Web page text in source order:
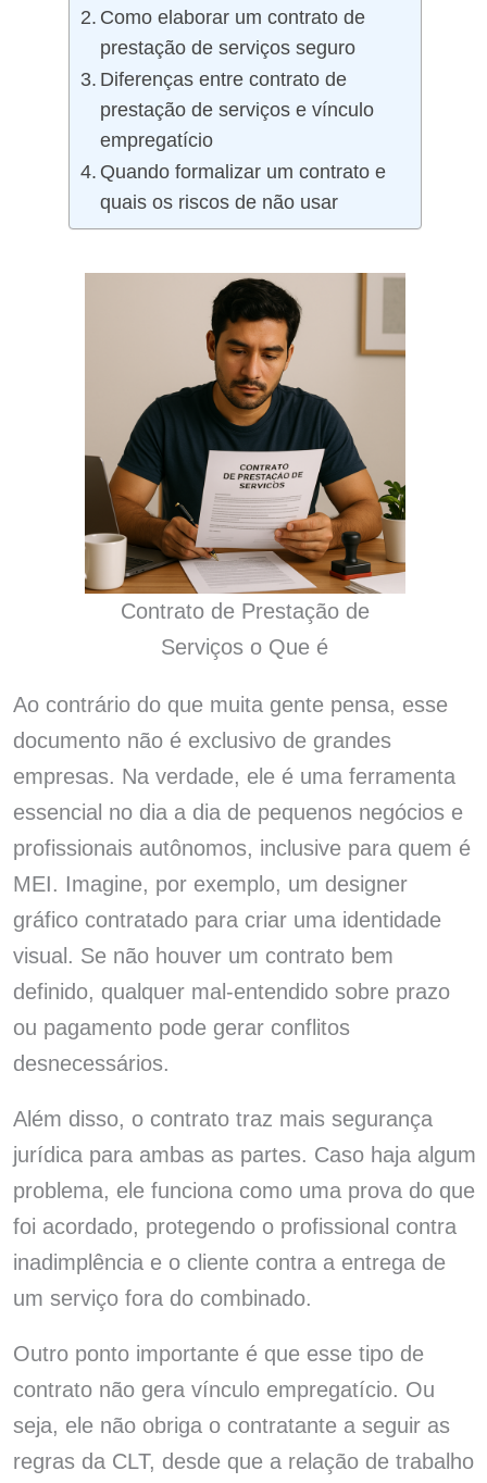
Como elaborar um contrato de
prestação de serviços seguro
Diferenças entre contrato de
prestação de serviços e vínculo
empregatício
Quando formalizar um contrato e
quais os riscos de não usar
Contrato de Prestação de
Serviços o Que é
Ao contrário do que muita gente pensa, esse
documento não é exclusivo de grandes
empresas. Na verdade, ele é uma ferramenta
essencial no dia a dia de pequenos negócios e
profissionais autônomos, inclusive para quem é
MEI. Imagine, por exemplo, um designer
gráfico contratado para criar uma identidade
visual. Se não houver um contrato bem
definido, qualquer mal-entendido sobre prazo
ou pagamento pode gerar conflitos
desnecessários.
Além disso, o contrato traz mais segurança
jurídica para ambas as partes. Caso haja algum
problema, ele funciona como uma prova do que
foi acordado, protegendo o profissional contra
inadimplência e o cliente contra a entrega de
um serviço fora do combinado.
Outro ponto importante é que esse tipo de
contrato não gera vínculo empregatício. Ou
seja, ele não obriga o contratante a seguir as
regras da CLT, desde que a relação de trabalho